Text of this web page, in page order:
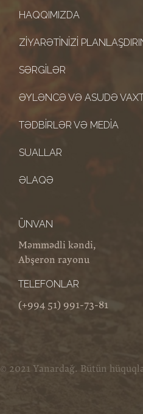
HAQQIMIZDA
ZIYARƏTINIZI
SƏRGILƏR
ƏYLƏNCƏ VƏ ASUDƏ
TƏDBIRLƏR VƏ MEDIA
SUALLAR
ƏLAQƏ
ÜNVAN
Məmmədli kəndi,
Abşeron rayonu
TELEFONLAR
(+994 51) 991-73-81
© 2021 Yanardağ. Bütün